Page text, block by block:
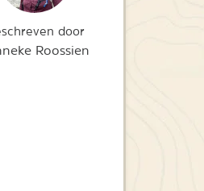
door
Roossien